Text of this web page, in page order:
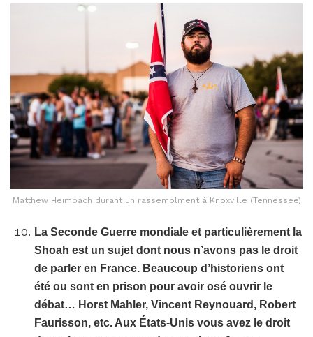
Matthew Heimbach durant un rassemblment à Knoxville (Tennessee)
La Seconde Guerre mondiale et particulièrement la
Shoah est un sujet dont nous n’avons pas le droit
de parler en France. Beaucoup d’historiens ont
été ou sont en prison pour avoir osé ouvrir le
débat… Horst Mahler, Vincent Reynouard, Robert
Faurisson, etc. Aux États-Unis vous avez le droit